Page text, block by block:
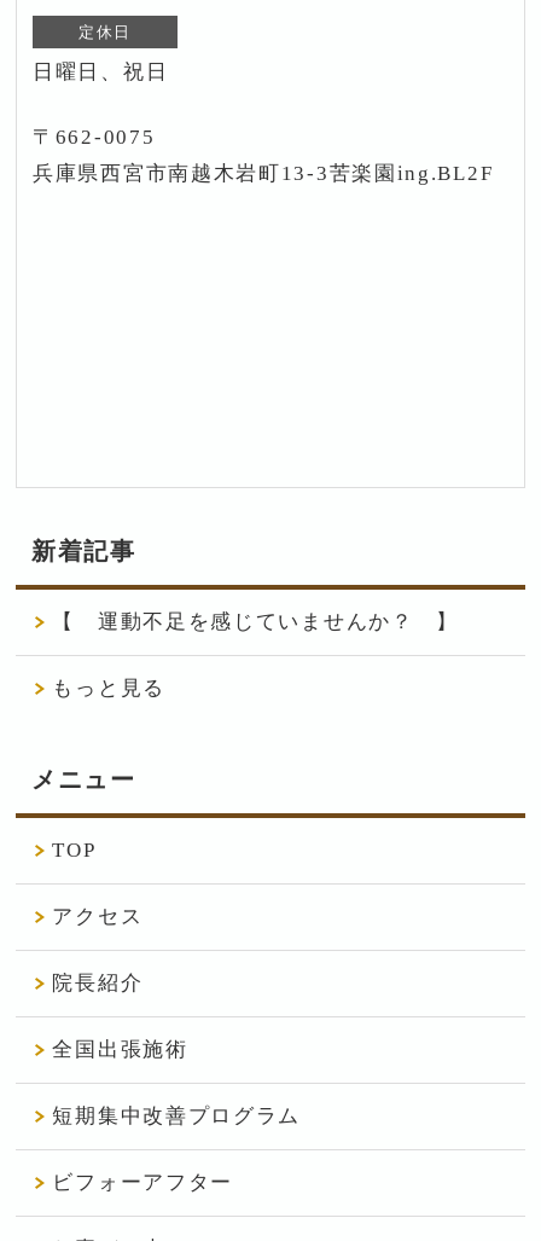
定休日
日曜日、祝日
〒662-0075
兵庫県西宮市南越木岩町13-3苦楽園ing.BL2F
新着記事
【 運動不足を感じていませんか？ 】
もっと見る
メニュー
TOP
アクセス
院長紹介
全国出張施術
短期集中改善プログラム
ビフォーアフター